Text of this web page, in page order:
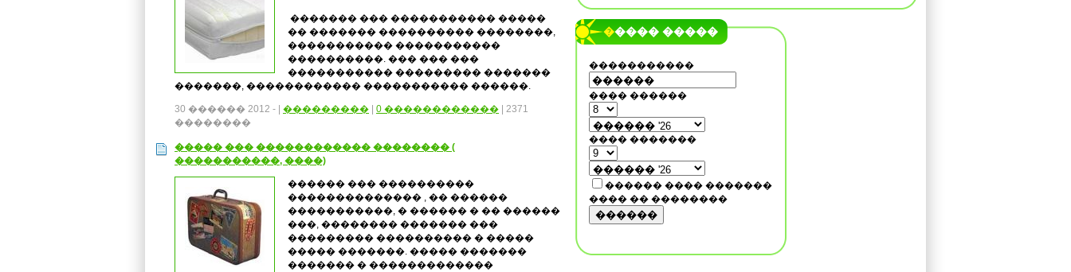
������� ��� ����������� �����
�� ������� ���������� ��������,
����������� �����������
����������. ��� ��� ���
����������� ��������� �������
�������, ������������ ����������� ������.
30 ������ 2012 - ��������� 0 ������������ | 2371
��������
����� ��� ������������ �������� (
�����������, ����)
������ ��� ����������
�������������� , �� ������
�����������, � ������ � �� ������
���, �������� ������� ���
��������� ���������� � �����
����� �������. ����� �������
������� � �������������
����� �����
�����������
���� ������
���� �������
������ ���� �������
���� �� ��������
������